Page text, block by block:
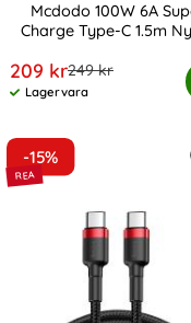
Mcdodo 100W 6A
Charge Type-C 1.5m
rea pris
209 krtidigare pris
249 kr
Tillgänglighet:
Lagervara
100W 6A Super
-15%